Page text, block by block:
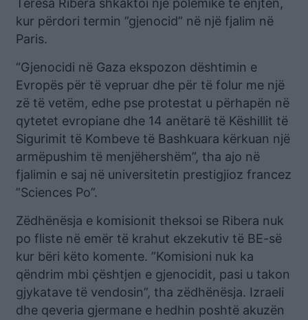
Teresa Ribera shkaktoi një polemikë të enjten,
kur përdori termin ”gjenocid” në një fjalim në
Paris.
“Gjenocidi në Gaza ekspozon dështimin e
Evropës për të vepruar dhe për të folur me një
zë të vetëm, edhe pse protestat u përhapën në
qytetet evropiane dhe 14 anëtarë të Këshillit të
Sigurimit të Kombeve të Bashkuara kërkuan një
armëpushim të menjëhershëm”, tha ajo në
fjalimin e saj në universitetin prestigjioz francez
”Sciences Po”.
Zëdhënësja e komisionit theksoi se Ribera nuk
po fliste në emër të krahut ekzekutiv të BE-së
kur bëri këto komente. ”Komisioni nuk ka
qëndrim mbi çështjen e gjenocidit, pasi u takon
gjykatave të vendosin”, tha zëdhënësja. Izraeli
dhe qeveria gjermane e hedhin poshtë akuzën